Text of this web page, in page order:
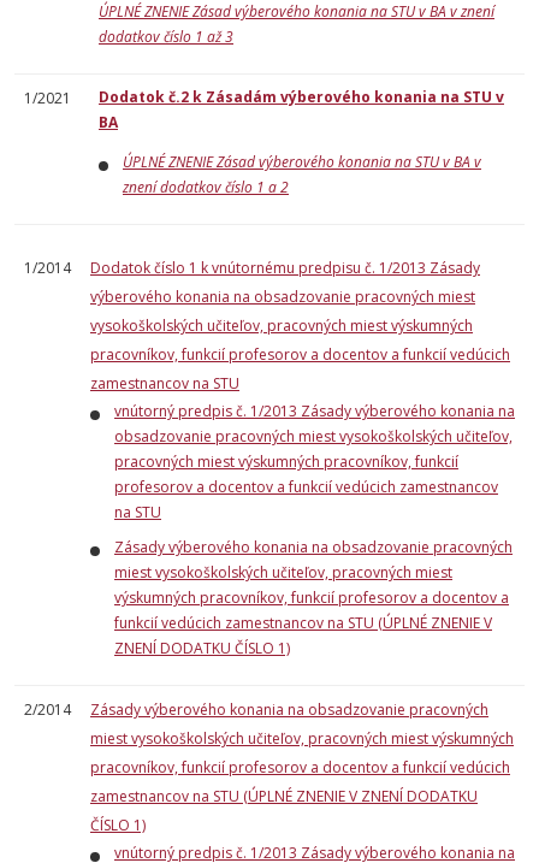
ÚPLNÉ ZNENIE Zásad výberového konania na STU v BA v znení
dodatkov číslo 1 až 3
1/2021
Dodatok č.2 k Zásadám výberového konania na STU v
BA
ÚPLNÉ ZNENIE Zásad výberového konania na STU v BA v
znení dodatkov číslo 1 a 2
1/2014
Dodatok číslo 1 k vnútornému predpisu č. 1/2013 Zásady
výberového konania na obsadzovanie pracovných miest
vysokoškolských učiteľov, pracovných miest výskumných
pracovníkov, funkcií profesorov a docentov a funkcií vedúcich
zamestnancov na STU
vnútorný predpis č. 1/2013 Zásady výberového konania na
obsadzovanie pracovných miest vysokoškolských učiteľov,
pracovných miest výskumných pracovníkov, funkcií
profesorov a docentov a funkcií vedúcich zamestnancov
na STU
Zásady výberového konania na obsadzovanie pracovných
miest vysokoškolských učiteľov, pracovných miest
výskumných pracovníkov, funkcií profesorov a docentov a
funkcií vedúcich zamestnancov na STU (ÚPLNÉ ZNENIE V
ZNENÍ DODATKU ČÍSLO 1)
2/2014
Zásady výberového konania na obsadzovanie pracovných
miest vysokoškolských učiteľov, pracovných miest výskumných
pracovníkov, funkcií profesorov a docentov a funkcií vedúcich
zamestnancov na STU (ÚPLNÉ ZNENIE V ZNENÍ DODATKU
ČÍSLO 1)
vnútorný predpis č. 1/2013 Zásady výberového konania na